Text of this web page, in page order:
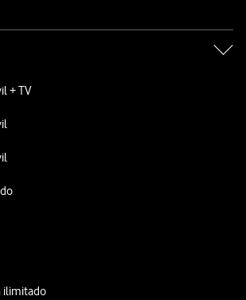
+ TV
ilimitado